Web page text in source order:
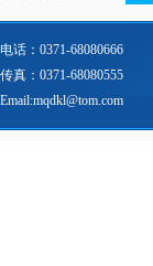
电话：0371-68080666
传真：0371-68080555
Email:mqdkl@tom.com